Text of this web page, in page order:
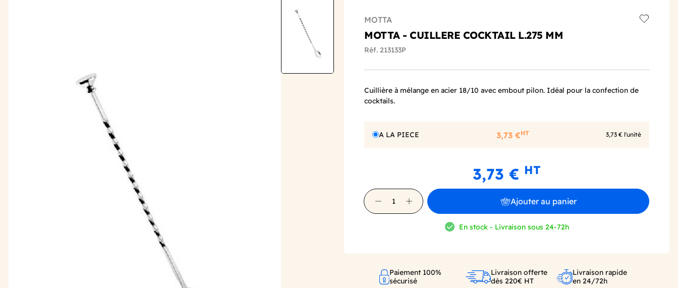
MOTTA
MOTTA - CUILLERE COCKTAIL L.275 MM
Réf. 213133P
Cuillière à mélange en acier 18/10 avec embout pilon. Idéal pour la confection de
cocktails.
A LA PIECE 3,73 €HT 3,73 € l'unité
3,73 € HT
Ajouter au panier
En stock - Livraison sous 24-72h
Paiement 100%
sécurisé
Livraison offerte
dès 220€ HT
Livraison rapide
en 24/72h